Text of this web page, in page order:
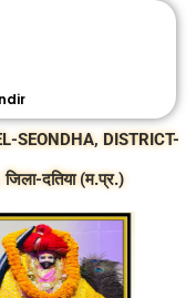
SEONDHA, DISTRICT-
दतिया (म.प्र.)